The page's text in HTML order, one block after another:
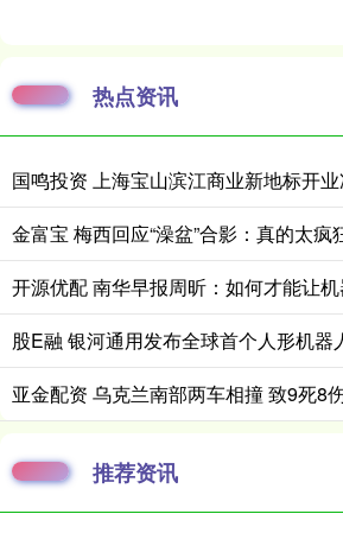
热点资讯
金富宝 梅西回应“澡盆”合影：真的太疯
股E融 银河通用发布全球首个人形机器
亚金配资 乌克兰南部两车相撞 致9死8
推荐资讯